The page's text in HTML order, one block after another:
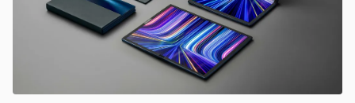
estrear em 2024, enquanto primeiro iPhone
dobrável chegaria em 2025.